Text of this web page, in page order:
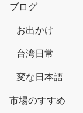
ブログ
お出かけ
台湾日常
変な日本語
市場のすすめ